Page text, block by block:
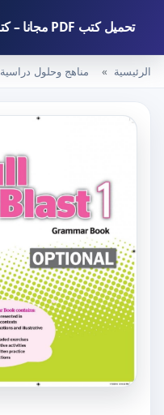
تحميل كتب PDF مجانا – كتب كو
الرئيسية مناهج وحلول دراسية